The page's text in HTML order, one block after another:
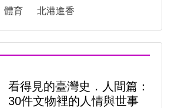
體育 北港進香
看得見的臺灣史．人間篇：
30件文物裡的人情與世事